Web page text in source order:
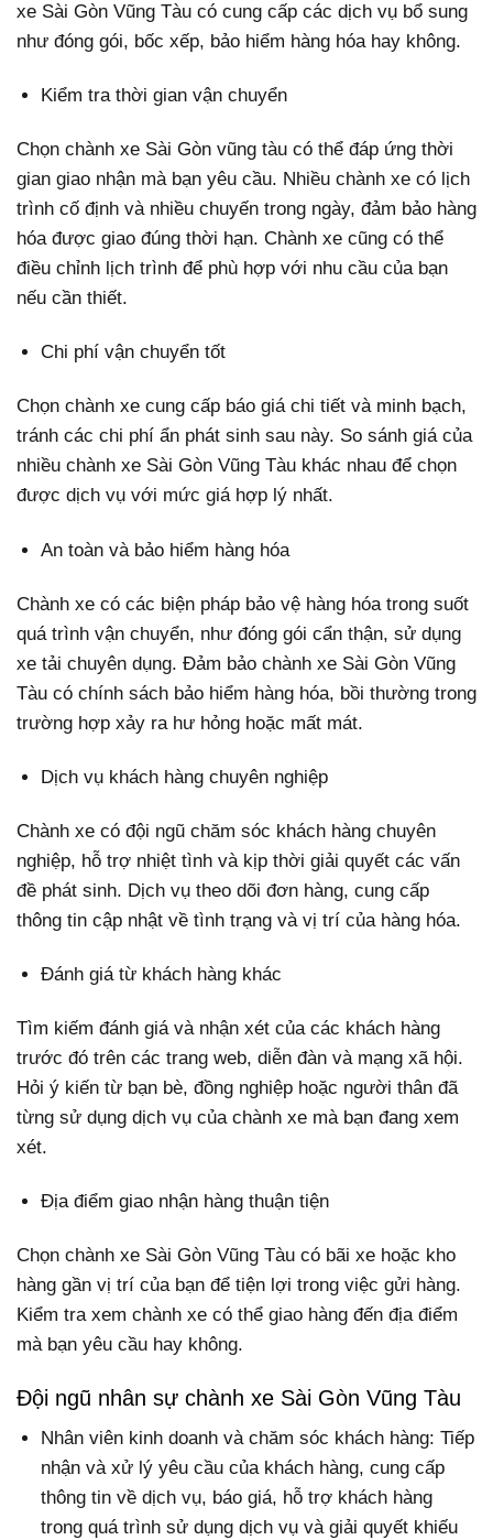
xe Sài Gòn Vũng Tàu có cung cấp các dịch vụ bổ sung
như đóng gói, bốc xếp, bảo hiểm hàng hóa hay không.
Kiểm tra thời gian vận chuyển
Chọn chành xe Sài Gòn vũng tàu có thể đáp ứng thời
gian giao nhận mà bạn yêu cầu. Nhiều chành xe có lịch
trình cố định và nhiều chuyến trong ngày, đảm bảo hàng
hóa được giao đúng thời hạn. Chành xe cũng có thể
điều chỉnh lịch trình để phù hợp với nhu cầu của bạn
nếu cần thiết.
Chi phí vận chuyển tốt
Chọn chành xe cung cấp báo giá chi tiết và minh bạch,
tránh các chi phí ẩn phát sinh sau này. So sánh giá của
nhiều chành xe Sài Gòn Vũng Tàu khác nhau để chọn
được dịch vụ với mức giá hợp lý nhất.
An toàn và bảo hiểm hàng hóa
Chành xe có các biện pháp bảo vệ hàng hóa trong suốt
quá trình vận chuyển, như đóng gói cẩn thận, sử dụng
xe tải chuyên dụng. Đảm bảo chành xe Sài Gòn Vũng
Tàu có chính sách bảo hiểm hàng hóa, bồi thường trong
trường hợp xảy ra hư hỏng hoặc mất mát.
Dịch vụ khách hàng chuyên nghiệp
Chành xe có đội ngũ chăm sóc khách hàng chuyên
nghiệp, hỗ trợ nhiệt tình và kịp thời giải quyết các vấn
đề phát sinh. Dịch vụ theo dõi đơn hàng, cung cấp
thông tin cập nhật về tình trạng và vị trí của hàng hóa.
Đánh giá từ khách hàng khác
Tìm kiếm đánh giá và nhận xét của các khách hàng
trước đó trên các trang web, diễn đàn và mạng xã hội.
Hỏi ý kiến từ bạn bè, đồng nghiệp hoặc người thân đã
từng sử dụng dịch vụ của chành xe mà bạn đang xem
xét.
Địa điểm giao nhận hàng thuận tiện
Chọn chành xe Sài Gòn Vũng Tàu có bãi xe hoặc kho
hàng gần vị trí của bạn để tiện lợi trong việc gửi hàng.
Kiểm tra xem chành xe có thể giao hàng đến địa điểm
mà bạn yêu cầu hay không.
Đội ngũ nhân sự chành xe Sài Gòn Vũng Tàu
Nhân viên kinh doanh và chăm sóc khách hàng: Tiếp
nhận và xử lý yêu cầu của khách hàng, cung cấp
thông tin về dịch vụ, báo giá, hỗ trợ khách hàng
trong quá trình sử dụng dịch vụ và giải quyết khiếu